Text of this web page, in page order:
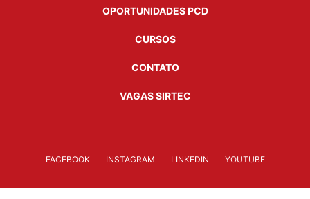
OPORTUNIDADES PCD
CURSOS
CONTATO
VAGAS SIRTEC
FACEBOOK INSTAGRAM LINKEDIN YOUTUBE